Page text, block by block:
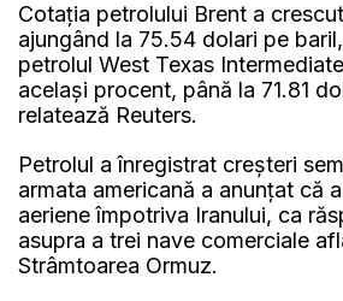
Cotația petrolului Brent a
ajungând la 75.54 dolari pe
petrolul West Texas
același procent, până la 71.81
relatează Reuters.
Petrolul a înregistrat creșteri
armata americană a anunțat că
aeriene împotriva Iranului, ca
asupra a trei nave comerciale
Strâmtoarea Ormuz.